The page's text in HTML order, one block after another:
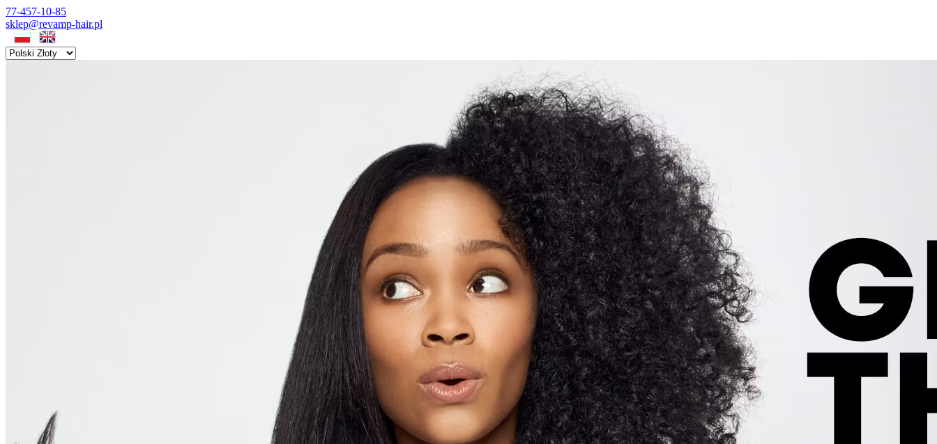
77-457-10-85
sklep@revamp-hair.pl